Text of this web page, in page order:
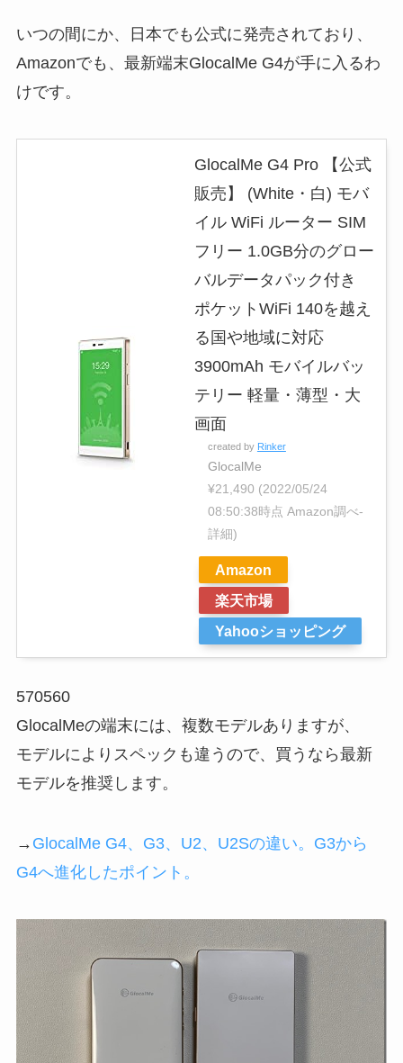
いつの間にか、日本でも公式に発売されており、
Amazonでも、最新端末GlocalMe G4が手に入るわ
けです。
GlocalMe G4 Pro 【公式
販売】 (White・白) モバ
イル WiFi ルーター SIM
フリー 1.0GB分のグロー
バルデータパック付き
ポケットWiFi 140を越え
る国や地域に対応
3900mAh モバイルバッ
テリー 軽量・薄型・大
画面
created by Rinker
GlocalMe
¥21,490 (2022/05/24
08:50:38時点 Amazon調べ-
詳細)
Amazon
楽天市場
Yahooショッピング
570560
GlocalMeの端末には、複数モデルありますが、
モデルによりスペックも違うので、買うなら最新
モデルを推奨します。
→ GlocalMe G4、G3、U2、U2Sの違い。G3から
G4へ進化したポイント。